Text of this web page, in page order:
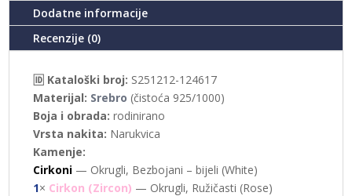
Dodatne informacije
Recenzije (0)
🆔 Kataloški broj: S251212-124617
Materijal: Srebro (čistoća 925/1000)
Boja i obrada: rodinirano
Vrsta nakita: Narukvica
Kamenje:
Cirkoni — Okrugli, Bezbojani – bijeli (White)
1× Cirkon (Zircon) — Okrugli, Ružičasti (Rose)